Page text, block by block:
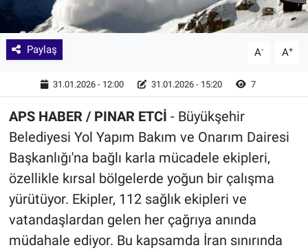
Paylaş A- A+
31.01.2026 - 12:00 31.01.2026 - 15:20 7
APS HABER / PINAR ETCİ - Büyükşehir
Belediyesi Yol Yapım Bakım ve Onarım Dairesi
Başkanlığı'na bağlı karla mücadele ekipleri,
özellikle kırsal bölgelerde yoğun bir çalışma
yürütüyor. Ekipler, 112 sağlık ekipleri ve
vatandaşlardan gelen her çağrıya anında
müdahale ediyor. Bu kapsamda İran sınırında